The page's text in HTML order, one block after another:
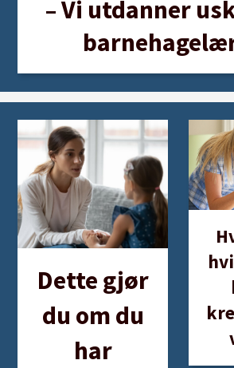
– Vi utdanner
Dette gjør
du om du
har